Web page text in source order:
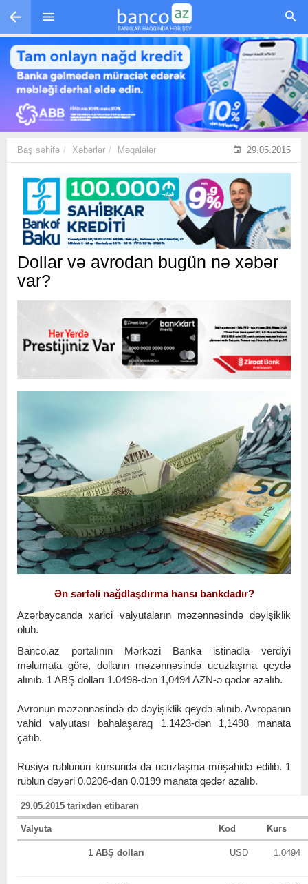
Skip to main content
Baş səhifə Xəbərlər Məqalələr 29.05.2015
Dollar və avrodan bugün nə xəbər
var?
Ən sərfəli nağdlaşdırma hansı bankdadır?
Azərbaycanda xarici valyutaların məzənnəsində dəyişiklik
olub.
Banco.az portalının Mərkəzi Banka istinadla verdiyi
məlumata görə, dolların məzənnəsində ucuzlaşma qeydə
alınıb. 1 ABŞ dolları 1.0498-dən 1,0494 AZN-ə qədər azalıb.
Avronun məzənnəsində də dəyişiklik qeydə alınıb. Avropanın
vahid valyutası bahalaşaraq 1.1423-dən 1,1498 manata
çatıb.
Rusiya rublunun kursunda da ucuzlaşma müşahidə edilib. 1
rublun dəyəri 0.0206-dan 0.0199 manata qədər azalıb.
29.05.2015 tarixdən etibarən
Valyuta Kod Kurs
1 ABŞ dolları USD 1.0494